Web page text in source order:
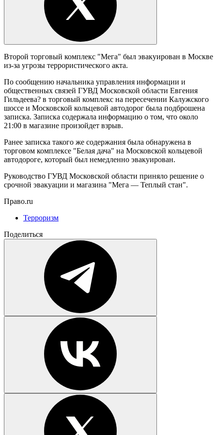
Второй торговый комплекс "Мега" был эвакуирован в Москве
из-за угрозы террористического акта.
По сообщению начальника управления информации и
общественных связей ГУВД Московской области Евгения
Гильдеева? в торговый комплекс на пересечении Калужского
шоссе и Московской кольцевой автодорог была подброшена
записка. Записка содержала информацию о том, что около
21:00 в магазине произойдет взрыв.
Ранее записка такого же содержания была обнаружена в
торговом комплексе "Белая дача" на Московской кольцевой
автодороге, который был немедленно эвакуирован.
Руководство ГУВД Московской области приняло решение о
срочной эвакуации и магазина "Мега — Теплый стан".
Право.ru
Терроризм
Поделиться